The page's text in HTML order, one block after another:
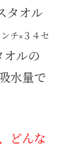
タオル
チ×３４セ
ルの
水量で
どんな